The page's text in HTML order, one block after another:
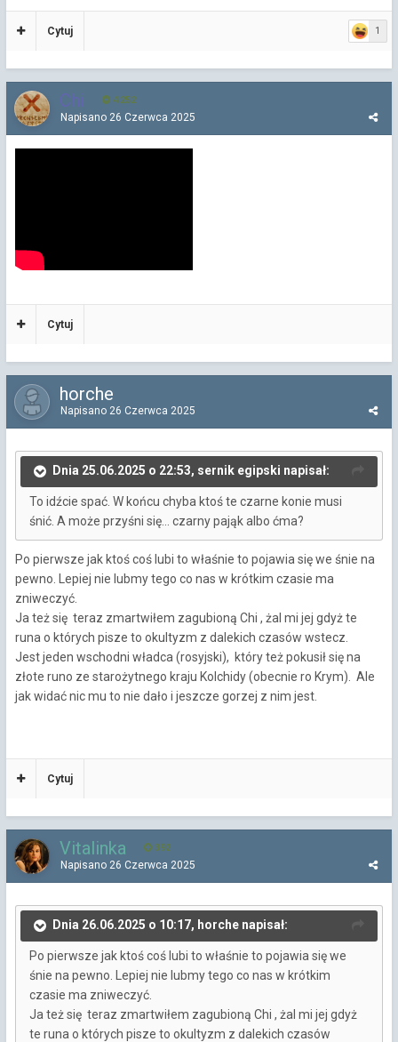
1
Cytuj
Chi 4 252
Napisano 26 Czerwca 2025
Cytuj
horche
Napisano 26 Czerwca 2025
Dnia 25.06.2025 o 22:53, sernik egipski napisał:
To idźcie spać. W końcu chyba ktoś te czarne konie musi
śnić. A może przyśni się... czarny pająk albo ćma?
Po pierwsze jak ktoś coś lubi to właśnie to pojawia się we śnie na
pewno. Lepiej nie lubmy tego co nas w krótkim czasie ma
zniweczyć.
Ja też się teraz zmartwiłem zagubioną Chi , żal mi jej gdyż te
runa o których pisze to okultyzm z dalekich czasów wstecz.
Jest jeden wschodni władca (rosyjski), który też pokusił się na
złote runo ze starożytnego kraju Kolchidy (obecnie ro Krym). Ale
jak widać nic mu to nie dało i jeszcze gorzej z nim jest.
Cytuj
Vitalinka 392
Napisano 26 Czerwca 2025
Dnia 26.06.2025 o 10:17, horche napisał:
Po pierwsze jak ktoś coś lubi to właśnie to pojawia się we
śnie na pewno. Lepiej nie lubmy tego co nas w krótkim
czasie ma zniweczyć.
Ja też się teraz zmartwiłem zagubioną Chi , żal mi jej gdyż
te runa o których pisze to okultyzm z dalekich czasów